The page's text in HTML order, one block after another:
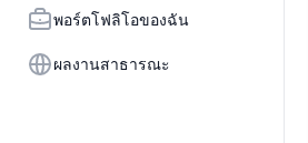
พอร์ตโฟลิโอของฉัน
ผลงานสาธารณะ